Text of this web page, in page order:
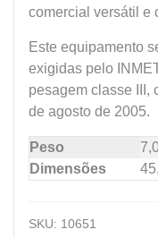
comercial versátil e
Este equipamento
exigidas pelo
pesagem classe III,
de agosto de 2005.
Peso
Dimensões
SKU: 10651